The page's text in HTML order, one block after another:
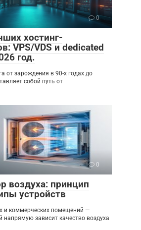
0
хостинг-
VPS/VDS и dedicated
год.
от зарождения в 90-х годах до
собой путь от
0
воздуха: принцип
устройств
и коммерческих помещений —
напрямую зависит качество воздуха